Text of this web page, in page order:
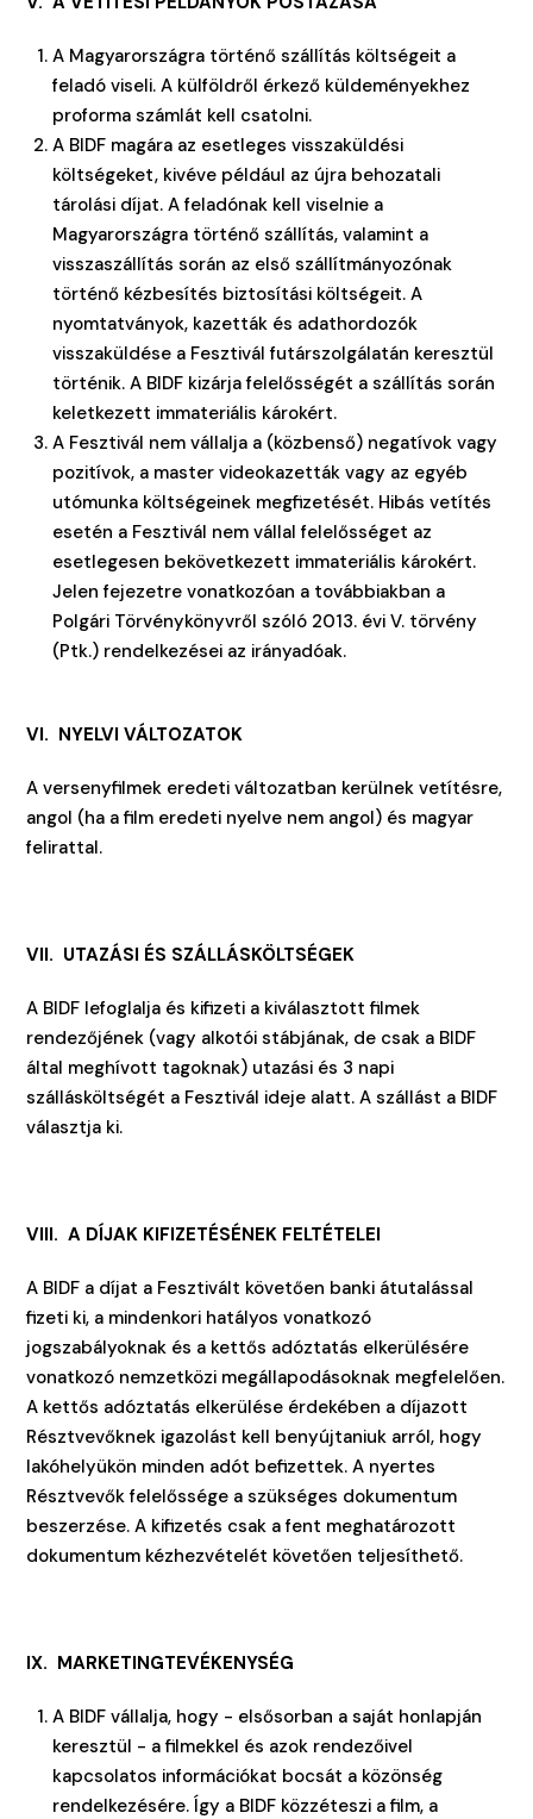
A Magyarországra történő szállítás költségeit a
feladó viseli. A külföldről érkező küldeményekhez
proforma számlát kell csatolni.
A BIDF magára az esetleges visszaküldési
költségeket, kivéve például az újra behozatali
tárolási díjat. A feladónak kell viselnie a
Magyarországra történő szállítás, valamint a
visszaszállítás során az első szállítmányozónak
történő kézbesítés biztosítási költségeit. A
nyomtatványok, kazetták és adathordozók
visszaküldése a Fesztivál futárszolgálatán keresztül
történik. A BIDF kizárja felelősségét a szállítás során
keletkezett immateriális károkért.
A Fesztivál nem vállalja a (közbenső) negatívok vagy
pozitívok, a master videokazetták vagy az egyéb
utómunka költségeinek megfizetését. Hibás vetítés
esetén a Fesztivál nem vállal felelősséget az
esetlegesen bekövetkezett immateriális károkért.
Jelen fejezetre vonatkozóan a továbbiakban a
Polgári Törvénykönyvről szóló 2013. évi V. törvény
(Ptk.) rendelkezései az irányadóak.
VI. NYELVI VÁLTOZATOK
A versenyfilmek eredeti változatban kerülnek vetítésre,
angol (ha a film eredeti nyelve nem angol) és magyar
felirattal.
VII. UTAZÁSI ÉS SZÁLLÁSKÖLTSÉGEK
A BIDF lefoglalja és kifizeti a kiválasztott filmek
rendezőjének (vagy alkotói stábjának, de csak a BIDF
által meghívott tagoknak) utazási és 3 napi
szállásköltségét a Fesztivál ideje alatt. A szállást a BIDF
választja ki.
VIII. A DÍJAK KIFIZETÉSÉNEK FELTÉTELEI
A BIDF a díjat a Fesztivált követően banki átutalással
fizeti ki, a mindenkori hatályos vonatkozó
jogszabályoknak és a kettős adóztatás elkerülésére
vonatkozó nemzetközi megállapodásoknak megfelelően.
A kettős adóztatás elkerülése érdekében a díjazott
Résztvevőknek igazolást kell benyújtaniuk arról, hogy
lakóhelyükön minden adót befizettek. A nyertes
Résztvevők felelőssége a szükséges dokumentum
beszerzése. A kifizetés csak a fent meghatározott
dokumentum kézhezvételét követően teljesíthető.
IX. MARKETINGTEVÉKENYSÉG
A BIDF vállalja, hogy - elsősorban a saját honlapján
keresztül - a filmekkel és azok rendezőivel
kapcsolatos információkat bocsát a közönség
rendelkezésére. Így a BIDF közzéteszi a film, a